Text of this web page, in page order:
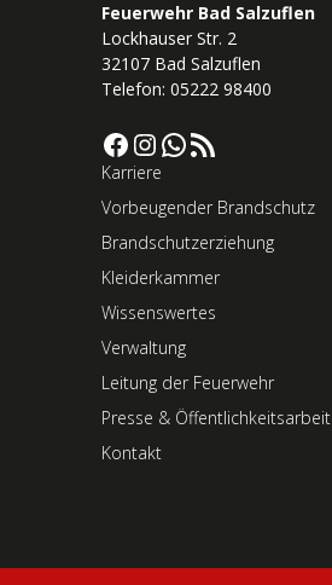
Feuerwehr Bad Salzuflen
Lockhauser Str. 2
32107 Bad Salzuflen
Telefon: 05222 98400
Facebook InstagramWhatsApp RSS-Feed
Karriere
Vorbeugender Brandschutz
Brandschutzerziehung
Kleiderkammer
Wissenswertes
Verwaltung
Leitung der Feuerwehr
Presse & Öffentlichkeitsarbeit
Kontakt